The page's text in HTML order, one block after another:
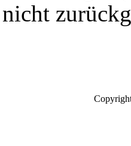
nicht